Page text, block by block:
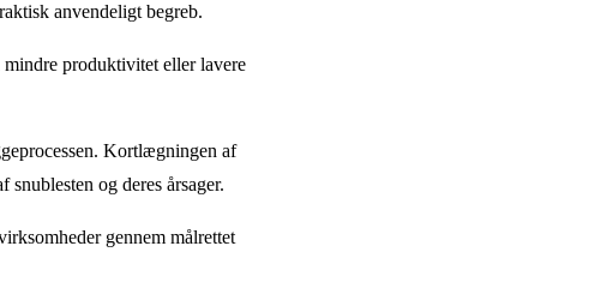
anvendeligt begreb.
mindre produktivitet eller lavere
Kortlægningen af
og deres årsager.
gennem målrettet